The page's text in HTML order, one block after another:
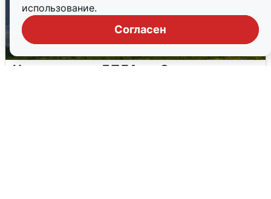
использование.
Согласен
Ночная атака БПЛА на Самарскую